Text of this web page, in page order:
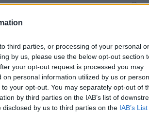
third parties, or processing of your personal or
by us, please use the below opt-out section
your opt-out request is processed you may
personal information utilized by us or
your opt-out. You may separately opt-out of
by third parties on the IAB’s list of
by us to third parties on the IAB’s
localitate.